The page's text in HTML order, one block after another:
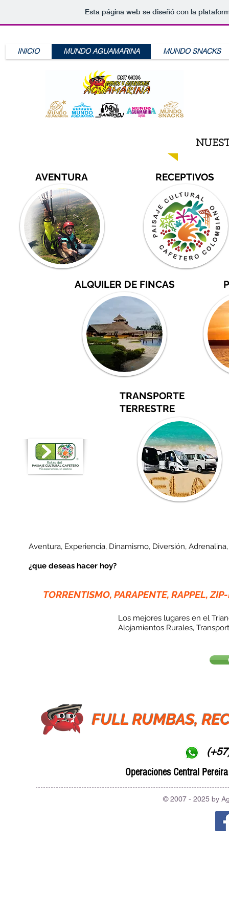
Esta página web se diseñó con la
INICIO MUNDO AGUAMARINA MUNDO SNACKS
AVENTURA RECEPTIVOS
ALQUILER DE FINCAS
TRANSPORTE
TERRESTRE
TORRENTISMO, PARAPENTE, RAPPEL,
Los mejores lugares en el
Alojamientos Rurales,
Aventura, Experiencia, Dinamismo, Diversión,
¿que deseas hacer hoy?
FULL RUMBAS,
Operaciones Central
© 2007 - 2025 by